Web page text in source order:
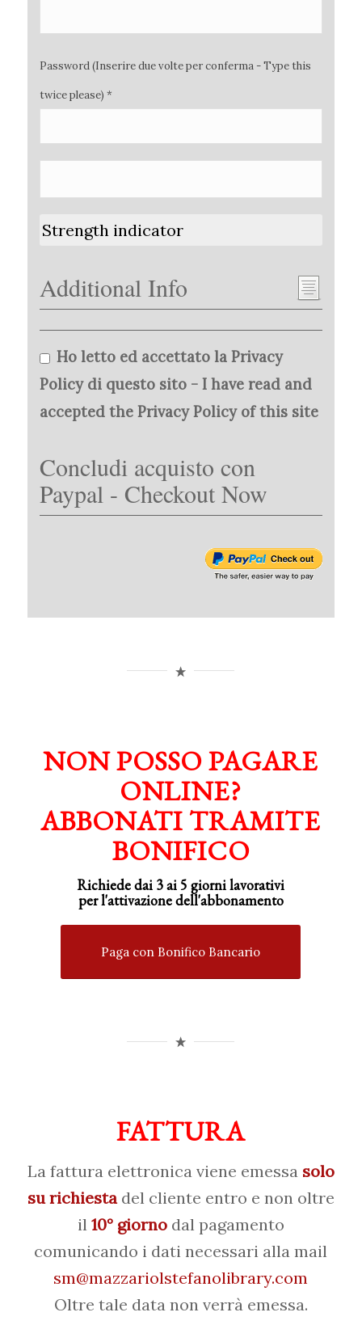
Password (Inserire due volte per conferma - Type this
twice please) *
Strength indicator
Additional Info
Ho letto ed accettato la Privacy
Policy di questo sito - I have read and
accepted the Privacy Policy of this site
Concludi acquisto con
Paypal - Checkout Now
NON POSSO PAGARE
ONLINE?
ABBONATI TRAMITE
BONIFICO
Richiede dai 3 ai 5 giorni lavorativi
perl'attivazionedell'abbonamento
Paga con Bonifico Bancario
FATTURA
La fattura elettronica viene emessasolo
su richiestadel cliente entro e non oltre
il 10° giornodal pagamento
comunicando i dati necessari alla mail
sm@mazzariolstefanolibrary.com
Oltre tale data non verrà emessa.